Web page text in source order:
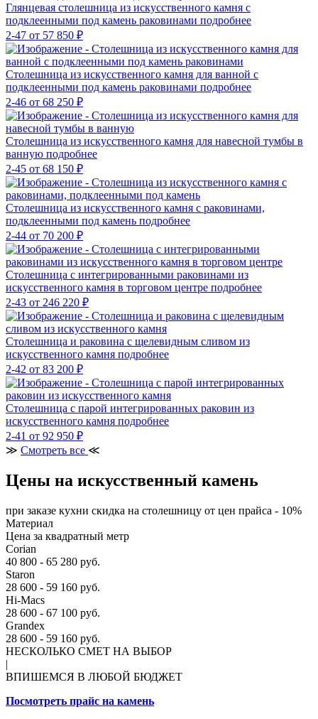
Глянцевая столешница из искусственного камня с
подклеенными под камень раковинами подробнее
2-47 от 57 850 ₽
Столешница из искусственного камня для ванной с
подклеенными под камень раковинами подробнее
2-46 от 68 250 ₽
Столешница из искусственного камня для навесной тумбы в
ванную подробнее
2-45 от 68 150 ₽
Столешница из искусственного камня с раковинами,
подклеенными под камень подробнее
2-44 от 70 200 ₽
Столешница с интегрированными раковинами из
искусственного камня в торговом центре подробнее
2-43 от 246 220 ₽
Столешница и раковина с щелевидным сливом из
искусственного камня подробнее
2-42 от 83 200 ₽
Столешница с парой интегрированных раковин из
искусственного камня подробнее
2-41 от 92 950 ₽
≫ Смотреть все ≪
Цены на искусственный камень
при заказе кухни скидка на столешницу от цен прайса - 10%
Материал
Цена за квадратный метр
Corian
40 800 - 65 280 руб.
Staron
28 600 - 59 160 руб.
Hi-Macs
28 600 - 67 100 руб.
Grandex
28 600 - 59 160 руб.
НЕСКОЛЬКО СМЕТ НА ВЫБОР
|
ВПИШЕМСЯ В ЛЮБОЙ БЮДЖЕТ
Посмотреть прайс на камень